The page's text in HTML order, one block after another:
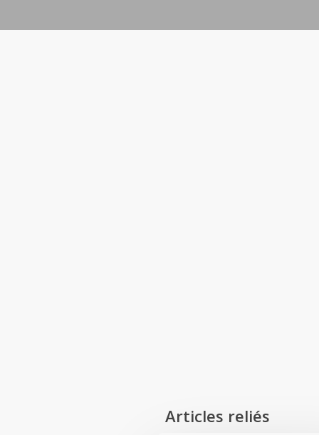
Articles reliés